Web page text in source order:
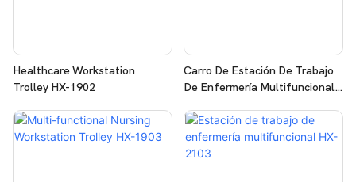
Healthcare Workstation
Trolley HX-1902
Carro De Estación De Trabajo
De Enfermería Multifuncional